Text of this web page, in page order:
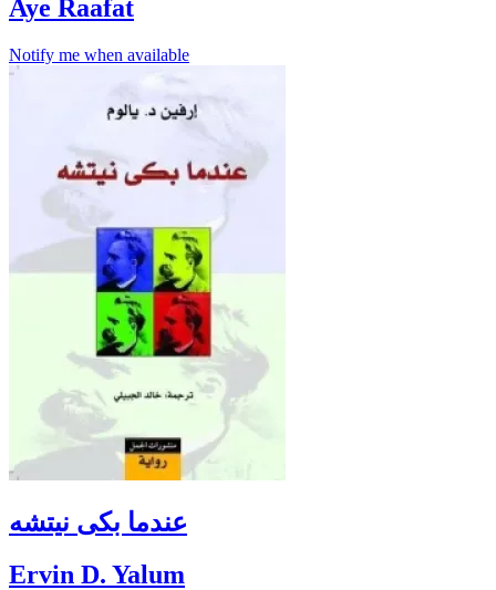
Aye Raafat
Notify me when available
عندما بكى نيتشه
Ervin D. Yalum